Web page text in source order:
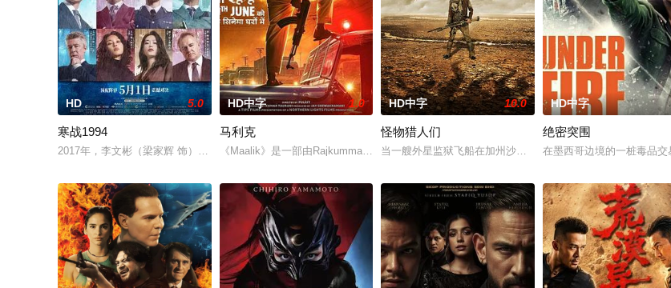
HD 5.0
寒战1994
2017年，李文彬（梁家辉 饰）突然失踪，与此同时，蔡元祺在英国惨遭暗杀。为此，刘杰辉（郭富城 饰）向简奥伟（周润发 饰）寻
HD中字 1.0
马利克
《Maalik》是一部由Rajkummar Rao主演的黑帮剧，预计将是一个关于一个人在黑社会上台的扣
HD中字 10.0
怪物猎人们
当一艘外星监狱飞船在加州沙漠坠毁时，释放出一个又一个
HD中字
绝密突围
在墨西哥边境的一桩毒品